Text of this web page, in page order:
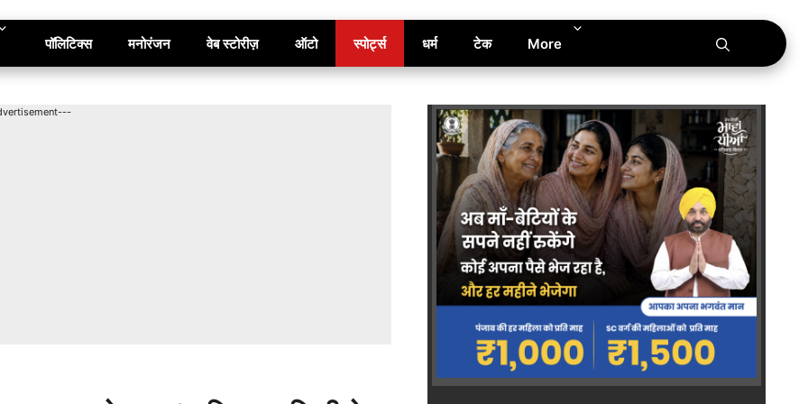
पॉलिटिक्स मनोरंजन वेब स्टोरीज़ ऑटो स्पोर्ट्स धर्म टेक More